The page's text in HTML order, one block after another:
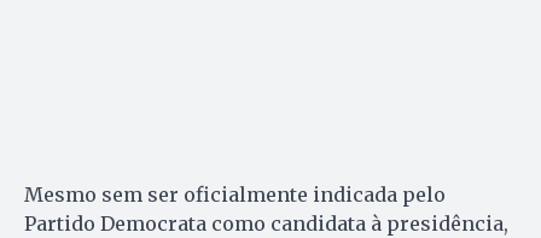
Mesmo sem ser oficialmente indicada pelo
Partido Democrata como candidata à presidência,